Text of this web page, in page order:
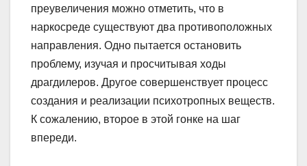
преувеличения можно отметить, что в
наркосреде существуют два противоположных
направления. Одно пытается остановить
проблему, изучая и просчитывая ходы
драгдилеров. Другое совершенствует процесс
создания и реализации психотропных веществ.
К сожалению, второе в этой гонке на шаг
впереди.